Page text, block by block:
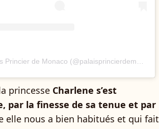
princesse Charlene s’est
par la finesse de sa tenue et par
elle nous a bien habitués et qui fait